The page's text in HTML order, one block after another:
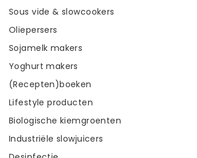
Sous vide & slowcookers
Oliepersers
Sojamelk makers
Yoghurt makers
(Recepten)boeken
Lifestyle producten
Biologische kiemgroenten
Industriële slowjuicers